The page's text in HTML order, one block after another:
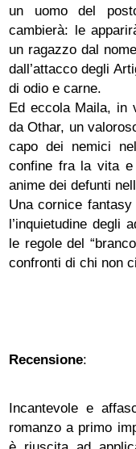
un uomo del
cambierà: le
un ragazzo dal
dall’attacco degli
di odio e carne.
Ed eccola Maila, in
da Othar, un
capo dei nemici
confine fra la vita
anime dei defunti
Una cornice
l’inquietudine degli
le regole del
confronti di chi non
Recensione:
Incantevole e
romanzo a primo